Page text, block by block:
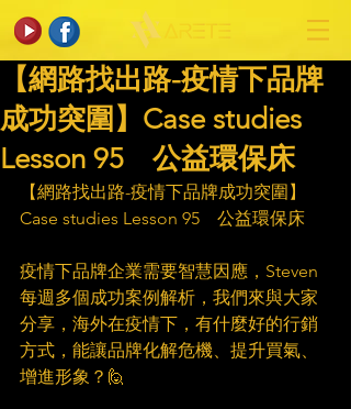
【網路找出路-疫情下品牌
成功突圍】Case studies
Lesson 95 公益環保床​
【網路找出路-疫情下品牌成功突圍】
Case studies Lesson 95　公益環保床​
疫情下品牌企業需要智慧因應，Steven
每週多個成功案例解析，我們來與大家
分享，海外在疫情下，有什麼好的行銷
方式，能讓品牌化解危機、提升買氣、
增進形象？🙋​